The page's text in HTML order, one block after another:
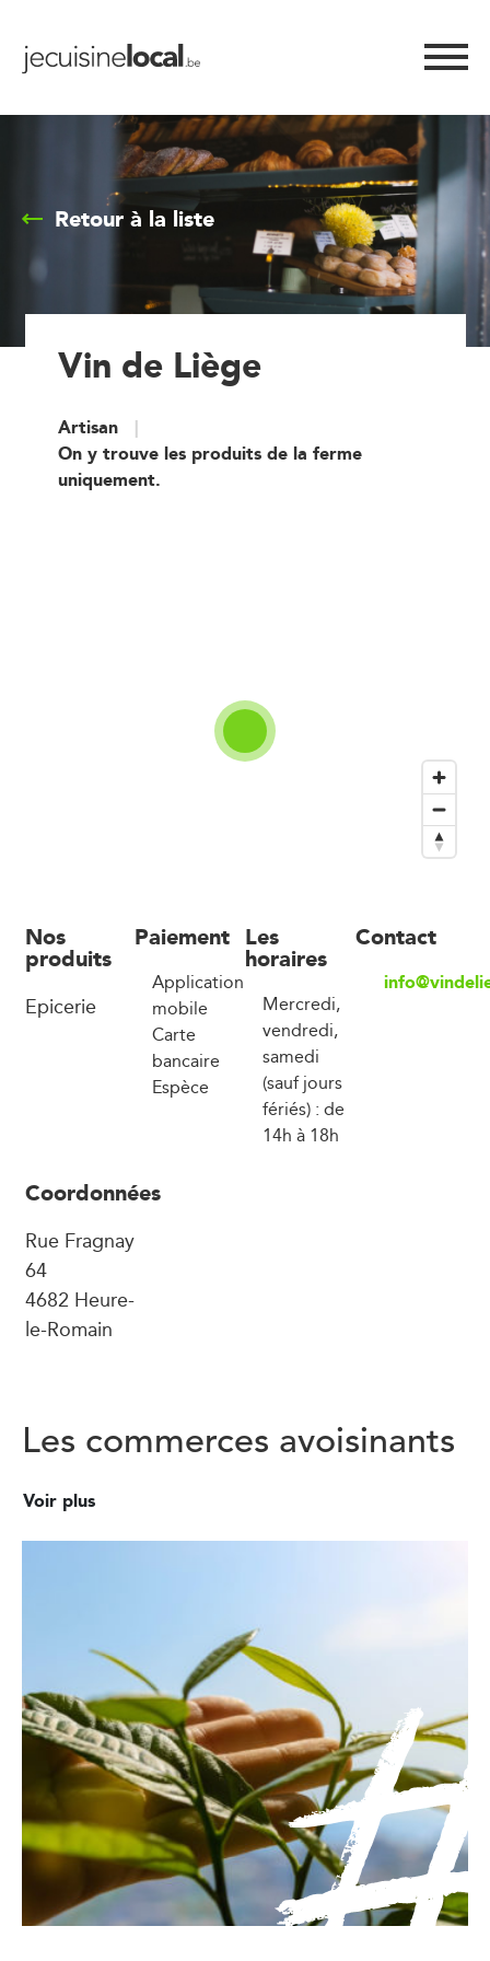
Retour à la liste
Vin de Liège
Artisan
On y trouve les produits de la ferme
uniquement.
Nos
produits
Epicerie
Paiement
Application
mobile
Carte
bancaire
Espèce
Les
horaires
Mercredi,
vendredi,
samedi
(sauf jours
fériés) : de
14h à 18h
Contact
Coordonnées
Rue Fragnay
64
4682 Heure-
le-Romain
Les commerces avoisinants
Voir plus